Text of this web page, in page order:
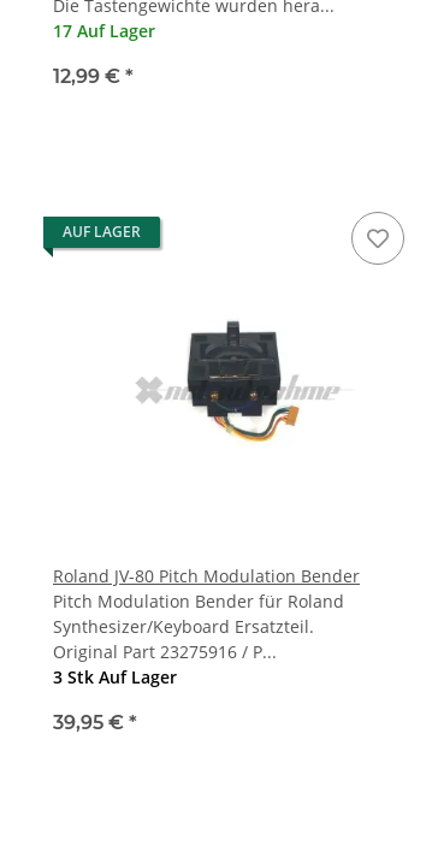
Die Tastengewichte wurden hera...
17 Auf Lager
12,99 € *
AUF LAGER
Roland JV-80 Pitch Modulation Bender
Pitch Modulation Bender für Roland
Synthesizer/Keyboard Ersatzteil.
Original Part 23275916 / P...
3 Stk Auf Lager
39,95 € *